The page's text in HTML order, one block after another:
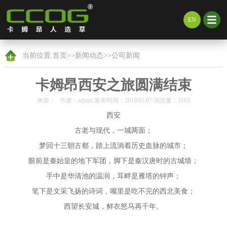
EN
当前位置:首页 >>新闻动态>>公司新闻
卡姆昂西安之旅圆满结束
来源： 作者：admin 发布时间：2019/01/07 浏览量：3165
西安
古老与现代，一城两面；
梦回十三朝古都，踏上流淌着历史血脉的城市；
眼前是秦始皇的地下军团，脚下是秦汉唐时的古城墙；
手中是华清池的温润，耳畔是雁塔的钟声；
笔下是文采飞扬的诗词，嘴里是吃不完的西北美食；
西望长安城，鲜衣怒马再千年。